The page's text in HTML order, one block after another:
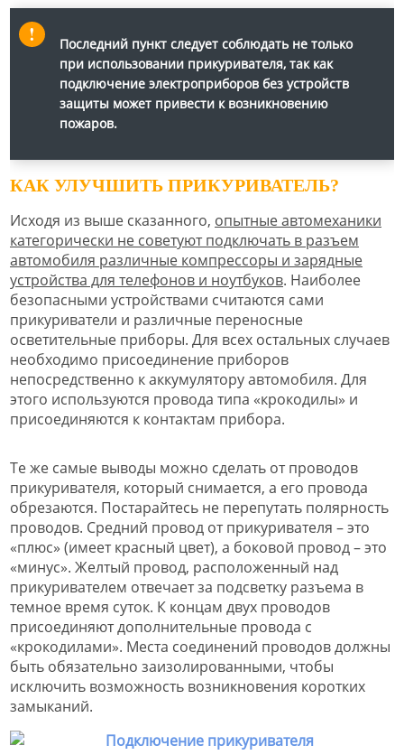
Последний пункт следует соблюдать не только
при использовании прикуривателя, так как
подключение электроприборов без устройств
защиты может привести к возникновению
пожаров.
КАК УЛУЧШИТЬ ПРИКУРИВАТЕЛЬ?
Исходя из выше сказанного, опытные автомеханики
категорически не советуют подключать в разъем
автомобиля различные компрессоры и зарядные
устройства для телефонов и ноутбуков. Наиболее
безопасными устройствами считаются сами
прикуриватели и различные переносные
осветительные приборы. Для всех остальных случаев
необходимо присоединение приборов
непосредственно к аккумулятору автомобиля. Для
этого используются провода типа «крокодилы» и
присоединяются к контактам прибора.
Те же самые выводы можно сделать от проводов
прикуривателя, который снимается, а его провода
обрезаются. Постарайтесь не перепутать полярность
проводов. Средний провод от прикуривателя – это
«плюс» (имеет красный цвет), а боковой провод – это
«минус». Желтый провод, расположенный над
прикуривателем отвечает за подсветку разъема в
темное время суток. К концам двух проводов
присоединяют дополнительные провода с
«крокодилами». Места соединений проводов должны
быть обязательно заизолированными, чтобы
исключить возможность возникновения коротких
замыканий.